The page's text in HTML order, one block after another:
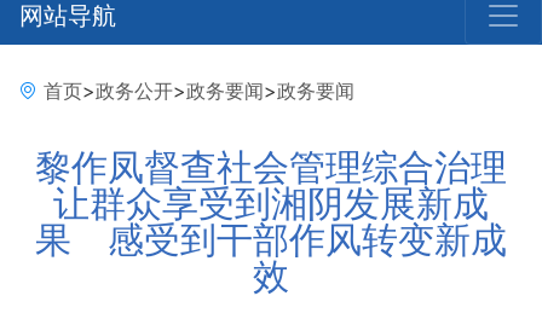
网站导航
首页>政务公开>政务要闻>政务要闻
黎作凤督查社会管理综合治理
让群众享受到湘阴发展新成
果 感受到干部作风转变新成
效